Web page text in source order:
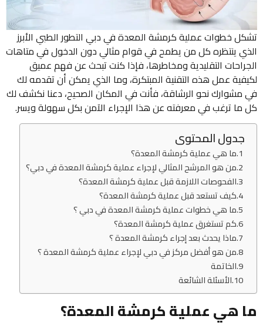
تشكل خطوات عملية كرمشة المعدة في دبي التطور الطبي الأبرز
الذي ينتظره كل من يطمح في قوام مثالي دون الدخول في متاهات
الجراحات التقليدية ومخاطرها، فإذا كنت تبحث عن فهم عميق
لكيفية عمل هذه التقنية المبتكرة، وما الذي يمكن أن تقدمه لك
في مشوارك نحو الرشاقة، فأنت في المكان الصحيح، دعنا نكشف لك
كل ما ترغب في معرفته عن هذا الإجراء الآمن بكل سهولة ويسر.
جدول المحتوى
ما هي عملية كرمشة المعدة؟
من هو المرشح المثالي لإجراء عملية كرمشة المعدة في دبي؟
الفحوصات اللازمة قبل عملية كرمشة المعدة؟
كيف تستعد قبل عملية كرمشة المعدة؟
ما هي خطوات عملية كرمشة المعدة في دبي ؟
كم تستغرق عملية كرمشة المعدة؟
ماذا يحدث بعد إجراء كرمشة المعدة ؟
من هو أفضل مركز في دبي لإجراء عملية كرمشة المعدة ؟
الخاتمة
الأسئلة الشائعة
ما هي عملية كرمشة المعدة؟